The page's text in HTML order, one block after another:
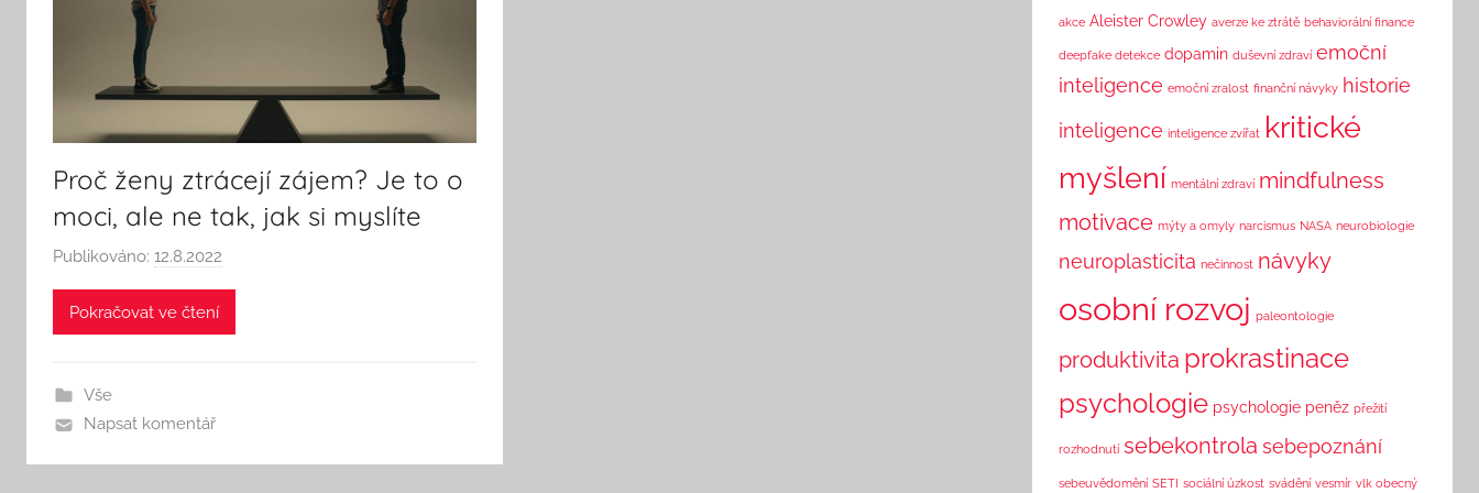
Proč ženy ztrácejí zájem? Je to o
moci, ale ne tak, jak si myslíte
Publikováno: 12.8.2022
u
Pokračovat ve čtení
Vše
Napsat komentář
akce Aleister Crowley averze ke ztrátě behaviorální finance
deepfake detekce dopamin duševní zdraví emoční
inteligence emoční zralost finanční návyky historie
inteligence inteligence zvířat kritické
myšlení mentální zdraví mindfulness
motivace mýty a omyly narcismus NASA neurobiologie
neuroplasticita nečinnost návyky
osobní rozvoj paleontologie
produktivita prokrastinace
psychologie psychologie peněz přežití
rozhodnutí sebekontrola sebepoznání
sebeuvědomění SETI sociální úzkost svádění vesmír vlk obecný